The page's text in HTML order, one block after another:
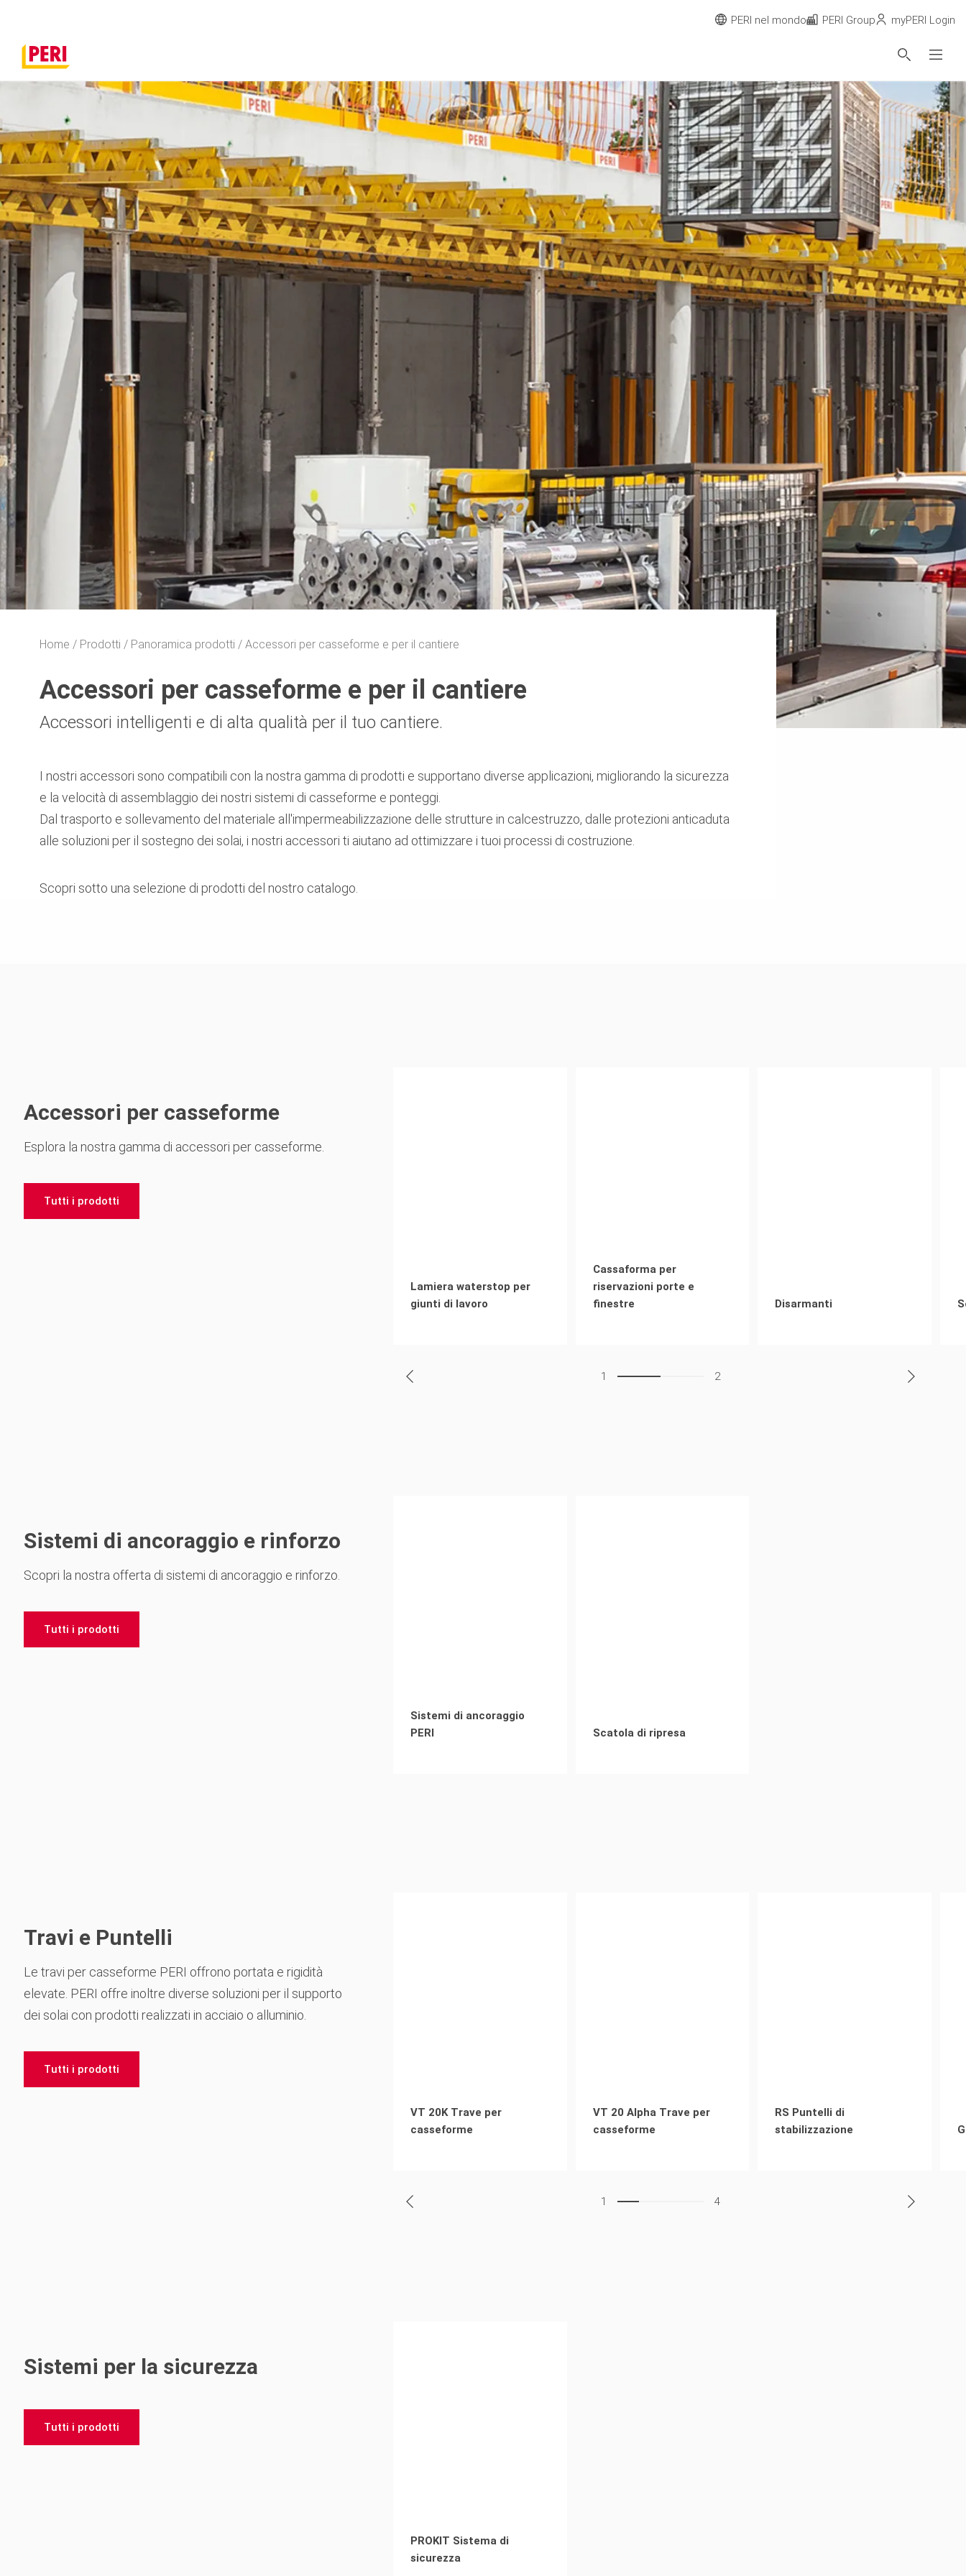
Home Prodotti Panoramica prodotti Accessori per casseforme e per il cantiere
Accessori per casseforme e per il cantiere
Accessori intelligenti e di alta qualità per il tuo cantiere.
I nostri accessori sono compatibili con la nostra gamma di prodotti e supportano diverse applicazioni, migliorando la sicurezza
e la velocità di assemblaggio dei nostri sistemi di casseforme e ponteggi.
Dal trasporto e sollevamento del materiale all'impermeabilizzazione delle strutture in calcestruzzo, dalle protezioni anticaduta
alle soluzioni per il sostegno dei solai, i nostri accessori ti aiutano ad ottimizzare i tuoi processi di costruzione.
Scopri sotto una selezione di prodotti del nostro catalogo.
Accessori per casseforme
Esplora la nostra gamma di accessori per casseforme.
Tutti i prodotti
Lamiera waterstop per
giunti di lavoro
Cassaforma per
riservazioni porte e
finestre
Disarmanti
1 2
Sistemi di ancoraggio e rinforzo
Scopri la nostra offerta di sistemi di ancoraggio e rinforzo.
Tutti i prodotti
Sistemi di ancoraggio
PERI
Scatola di ripresa
Travi e Puntelli
Le travi per casseforme PERI offrono portata e rigidità
elevate. PERI offre inoltre diverse soluzioni per il supporto
dei solai con prodotti realizzati in acciaio o alluminio.
Tutti i prodotti
VT 20K Trave per
casseforme
VT 20 Alpha Trave per
casseforme
RS Puntelli di
stabilizzazione
1 4
Sistemi per la sicurezza
Tutti i prodotti
PROKIT Sistema di
sicurezza
PERI nel mondo PERI Group myPERI Login